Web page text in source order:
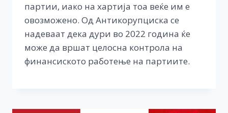
партии, иако на хартија тоа веќе им е
овозможено. Од Антикорупциска се
надеваат дека дури во 2022 година ќе
може да вршат целосна контрола на
финансиското работење на партиите.